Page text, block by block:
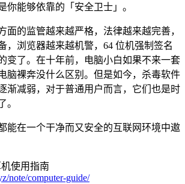
你能够依靠的「安全卫士」。
面的监管越来越严格，法律越来越完善，
，浏览器越来越机警，64 位机强制签名
变了。在十年前，电脑小白如果不来一套
脑裸奔没什么区别。但是如今，杀毒软件
渐减弱，对于普通用户而言，它们也是时
。
能在一个干净而又安全的互联网环境中遨
使用指南
note/computer-guide/